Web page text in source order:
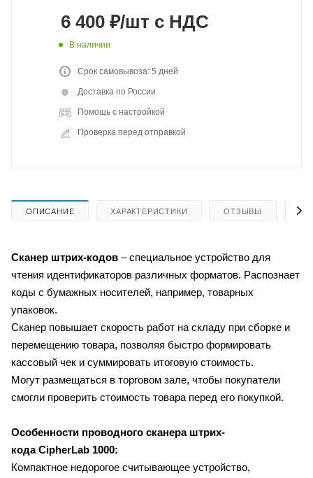
6 400 ₽/шт с НДС
В наличии
Срок самовывоза: 5 дней
Доставка по России
Помощь с настройкой
Проверка перед отправкой
ОПИСАНИЕ ХАРАКТЕРИСТИКИ ОТЗЫВЫ
Сканер штрих-кодов – специальное устройство для
чтения идентификаторов различных форматов. Распознает
коды с бумажных носителей, например, товарных
упаковок.
Сканер повышает скорость работ на складу при сборке и
перемещению товара, позволяя быстро формировать
кассовый чек и суммировать итоговую стоимость.
Могут размещаться в торговом зале, чтобы покупатели
смогли проверить стоимость товара перед его покупкой.
Особенности проводного сканера штрих-
кода CipherLab 1000:
Компактное недорогое считывающее устройство,